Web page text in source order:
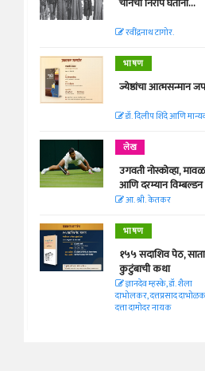
रवींद्रनाथ टागोर.
भाषण
ज्येष्ठांचा आत्मसन्मान
डॉ. दिलीप शिंदे आणि
लेख
उगवती नोस्कोव्हा,
आणि दरम्यान विम्बल्डन
आ. श्री. केतकर
भाषण
१५५ सदाशिव पेठ,
कुटुंबाची कथा
ज्ञानदेव म्हस्के, डॉ. शैला
दाभोलकर, दत्तप्रसाद
दत्ता दामोदर नायक